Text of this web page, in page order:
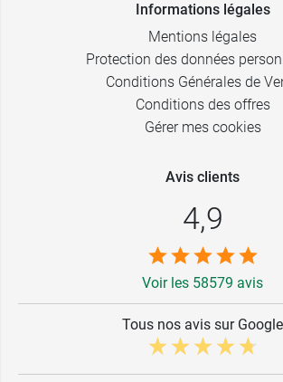
Informations légales
Mentions légales
Protection des données
Conditions Générales de
Conditions des offres
Gérer mes cookies
Avis clients
4,9
Voir les 58579 avis
Tous nos avis sur Google